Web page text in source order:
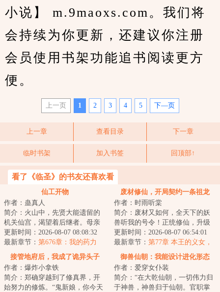
小说】 m.9maoxs.com。我们将
会持续为你更新，还建议你注册
会员使用书架功能追书阅读更方
便。
上一页 1 2 3 4 5 下—页
上一章 查看目录 下一章
临时书架 加入书签 回顶部↑
看了《临圣》的书友还喜欢看
仙工开物
作者：蛊真人
简介：火山中，先贤大能遗留的
机关仙宫，渴望着后继者。母亲
舍命争取，获得仙宫宝印，临死
前留给了宁拙。...
更新时间：2026-08-07 08:08:32
最新章节： 第676章：我的药力
呢？！
废材修仙，开局契约一条祖龙
作者：时雨听棠
简介：废材又如何，全天下的妖
兽听我的号令！正统修仙，升级
流，女强爽文，萌宠，萌宝，无
CP，多男配（人...
更新时间：2026-08-07 06:54:01
最新章节： 第77章 本王的义女，
也是你能呵斥的？
接管地府后，我成了诡异头子
作者：爆炸小拿铁
简介：郑确穿越到了修真界，开
始努力的修炼。“鬼新娘，你今天
御兽仙朝：我能设计进化形态
作者：爱穿女仆装
简介：“在大乾仙朝，一切伟力归
于神兽，神兽归于仙朝。官职掌